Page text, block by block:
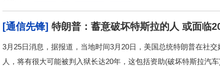
[通信先锋] 特朗普：蓄意破坏特斯拉的人 或面临
3月25日消息，据报道，当地时间3月20日，美国总统特朗普在社
人，将有很大可能被判入狱长达20年，这包括资助(破坏特斯拉汽